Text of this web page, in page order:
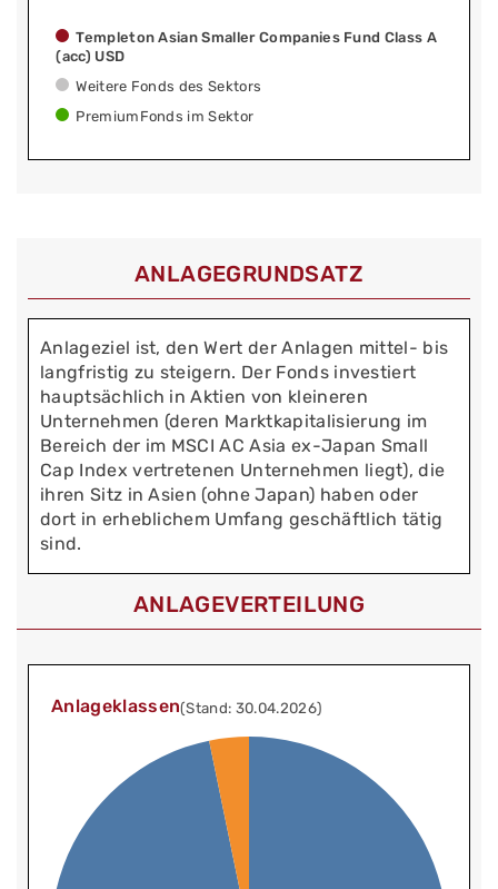
Templeton Asian Smaller Companies Fund Class A
(acc) USD
Weitere Fonds des Sektors
PremiumFonds im Sektor
ANLAGEGRUNDSATZ
Anlageziel ist, den Wert der Anlagen mittel- bis
langfristig zu steigern. Der Fonds investiert
hauptsächlich in Aktien von kleineren
Unternehmen (deren Marktkapitalisierung im
Bereich der im MSCI AC Asia ex-Japan Small
Cap Index vertretenen Unternehmen liegt), die
ihren Sitz in Asien (ohne Japan) haben oder
dort in erheblichem Umfang geschäftlich tätig
sind.
ANLAGEVERTEILUNG
Anlageklassen(Stand: 30.04.2026)